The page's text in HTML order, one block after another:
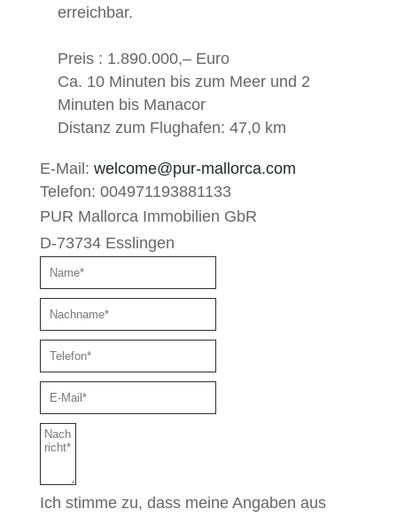
erreichbar.
Preis : 1.890.000,– Euro
Ca. 10 Minuten bis zum Meer und 2
Minuten bis Manacor
Distanz zum Flughafen: 47,0 km
E-Mail: welcome@pur-mallorca.com
Telefon: 004971193881133
PUR Mallorca Immobilien GbR
D-73734 Esslingen
Ich stimme zu, dass meine Angaben aus